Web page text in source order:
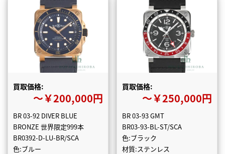
買取価格:
〜￥200,000円
BR 03-92 DIVER BLUE
BRONZE 世界限定999本
BR0392-D-LU-BR/SCA
色:ブルー
買取価格:
〜￥250,000円
BR 03-93 GMT
BR03-93-BL-ST/SCA
色:ブラック
材質:ステンレス